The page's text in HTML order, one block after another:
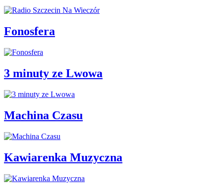
Fonosfera
3 minuty ze Lwowa
Machina Czasu
Kawiarenka Muzyczna